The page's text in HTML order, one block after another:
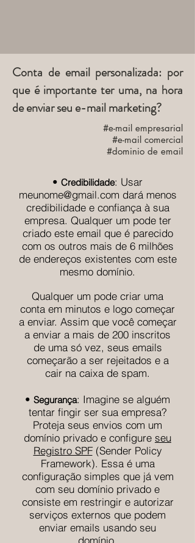
Conta de email personalizada: por
que é importante ter uma, na hora
de enviar seu e-mail marketing?
#e-mail empresarial
#e-mail comercial
#dominio de email
• Credibilidade: Usar
meunome@gmail.com dará menos
credibilidade e confiança à sua
empresa. Qualquer um pode ter
criado este email que é parecido
com os outros mais de 6 milhões
de endereços existentes com este
mesmo domínio.
Qualquer um pode criar uma
conta em minutos e logo começar
a enviar. Assim que você começar
a enviar a mais de 200 inscritos
de uma só vez, seus emails
começarão a ser rejeitados e a
cair na caixa de spam.
• Segurança: Imagine se alguém
tentar fingir ser sua empresa?
Proteja seus envios com um
domínio privado e configure seu
Registro SPF(Sender Policy
Framework). Essa é uma
configuração simples que já vem
com seu domínio privado e
consiste em restringir e autorizar
serviços externos que podem
enviar emails usando seu
domínio.